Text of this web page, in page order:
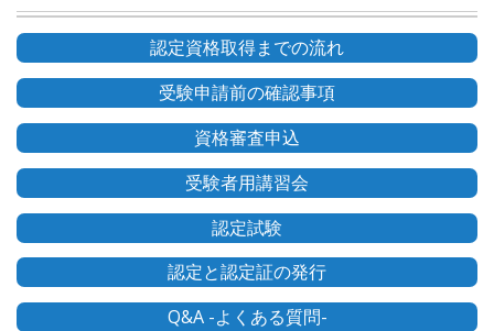
認定資格取得までの流れ
受験申請前の確認事項
資格審査申込
受験者用講習会
認定試験
認定と認定証の発行
Q&A -よくある質問-